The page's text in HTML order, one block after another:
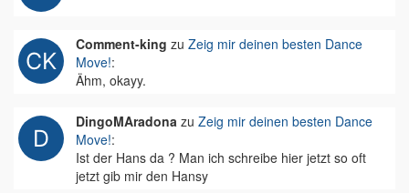
Comment-king zu Zeig mir deinen besten Dance
Move!:
Ähm, okayy.
DingoMAradona zu Zeig mir deinen besten Dance
Move!:
Ist der Hans da ? Man ich schreibe hier jetzt so oft
jetzt gib mir den Hansy